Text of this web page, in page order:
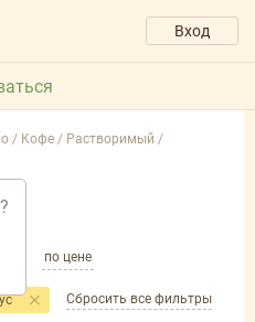
Вход
/ Кофе / Растворимый /
по цене
Сбросить все фильтры